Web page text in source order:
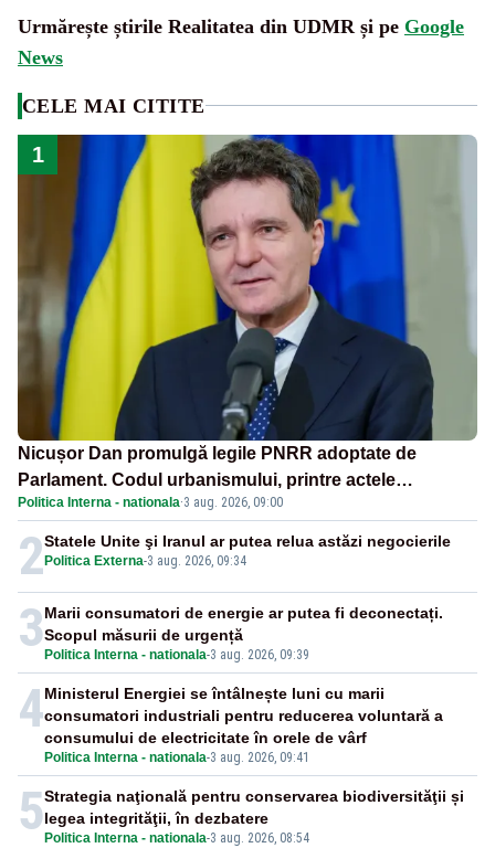
Urmărește știrile Realitatea din UDMR și pe Google
News
CELE MAI CITITE
1
Nicușor Dan promulgă legile PNRR adoptate de
Parlament. Codul urbanismului, printre actele
normative vizate
Politica Interna - nationala·3 aug. 2026, 09:00
2 Politica Externa-3 aug. 2026, 09:34
Statele Unite şi Iranul ar putea relua astăzi negocierile
3 Politica Interna - nationala-3 aug. 2026, 09:39
Marii consumatori de energie ar putea fi deconectați.
Scopul măsurii de urgență
4
Politica Interna - nationala-3 aug. 2026, 09:41
Ministerul Energiei se întâlnește luni cu marii
consumatori industriali pentru reducerea voluntară a
consumului de electricitate în orele de vârf
5 Politica Interna - nationala-3 aug. 2026, 08:54
Strategia naţională pentru conservarea biodiversităţii și
legea integrităţii, în dezbatere